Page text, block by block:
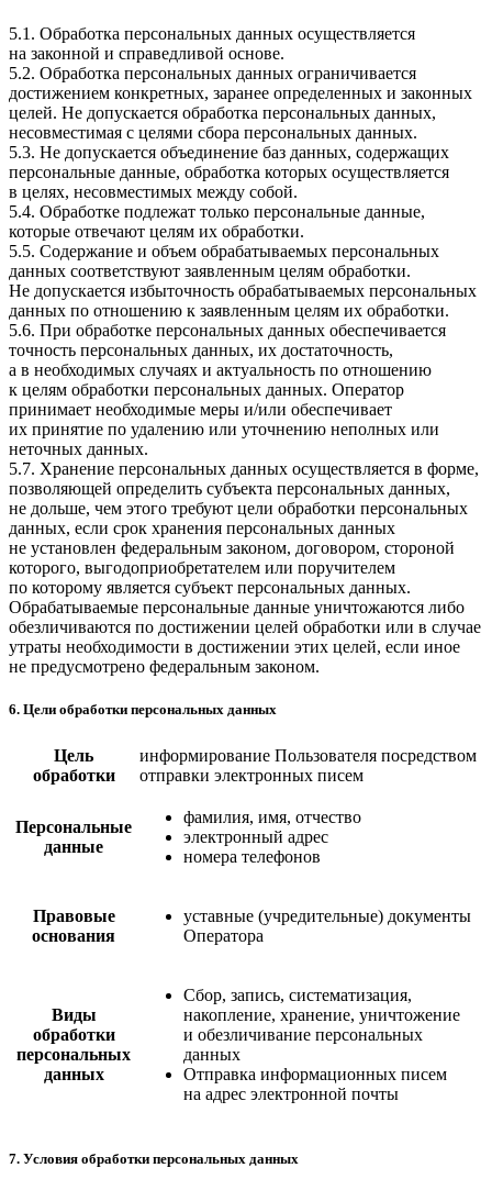
5.1. Обработка персональных данных осуществляется
на законной и справедливой основе.
5.2. Обработка персональных данных ограничивается
достижением конкретных, заранее определенных и законных
целей. Не допускается обработка персональных данных,
несовместимая с целями сбора персональных данных.
5.3. Не допускается объединение баз данных, содержащих
персональные данные, обработка которых осуществляется
в целях, несовместимых между собой.
5.4. Обработке подлежат только персональные данные,
которые отвечают целям их обработки.
5.5. Содержание и объем обрабатываемых персональных
данных соответствуют заявленным целям обработки.
Не допускается избыточность обрабатываемых персональных
данных по отношению к заявленным целям их обработки.
5.6. При обработке персональных данных обеспечивается
точность персональных данных, их достаточность,
а в необходимых случаях и актуальность по отношению
к целям обработки персональных данных. Оператор
принимает необходимые меры и/или обеспечивает
их принятие по удалению или уточнению неполных или
неточных данных.
5.7. Хранение персональных данных осуществляется в форме,
позволяющей определить субъекта персональных данных,
не дольше, чем этого требуют цели обработки персональных
данных, если срок хранения персональных данных
не установлен федеральным законом, договором, стороной
которого, выгодоприобретателем или поручителем
по которому является субъект персональных данных.
Обрабатываемые персональные данные уничтожаются либо
обезличиваются по достижении целей обработки или в случае
утраты необходимости в достижении этих целей, если иное
не предусмотрено федеральным законом.
6. Цели обработки персональных данных
Цель
обработки
информирование Пользователя посредством
отправки электронных писем
Персональные
данные
фамилия, имя, отчество
электронный адрес
номера телефонов
Правовые
основания
уставные (учредительные) документы
Оператора
Виды
обработки
персональных
данных
Сбор, запись, систематизация,
накопление, хранение, уничтожение
и обезличивание персональных
данных
Отправка информационных писем
на адрес электронной почты
7. Условия обработки персональных данных